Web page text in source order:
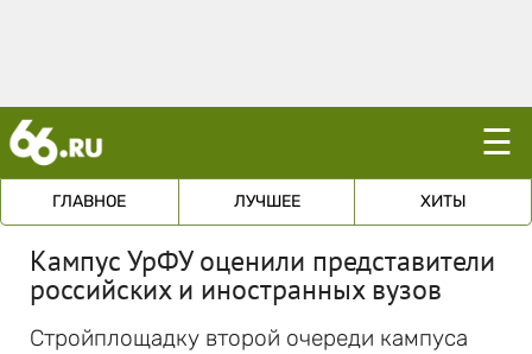
☰
ГЛАВНОЕ ЛУЧШЕЕ ХИТЫ
Кампус УрФУ оценили представители
российских и иностранных вузов
Стройплощадку второй очереди кампуса